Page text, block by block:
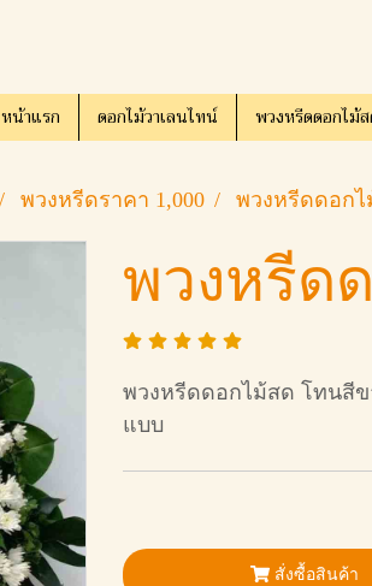
หน้าแรก ดอกไม้วาเลนไทน์ พวงหรีดดอกไม้
พวงหรีดราคา 1,000 พวงหรีดดอก
พวงหรีด
พวงหรีดดอกไม้สด โทนสีข
แบบ
สั่งซื้อสินค้า